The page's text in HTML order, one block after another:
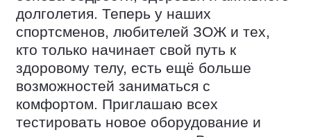
долголетия. Теперь у наших
спортсменов, любителей ЗОЖ и тех,
кто только начинает свой путь к
здоровому телу, есть ещё больше
возможностей заниматься с
комфортом. Приглашаю всех
тестировать новое оборудование и